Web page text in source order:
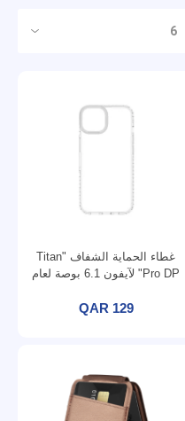
غطاء الحماية الشفاف "Titan
Pro DP" لآيفون 6.1 بوصة لعام
QAR 129